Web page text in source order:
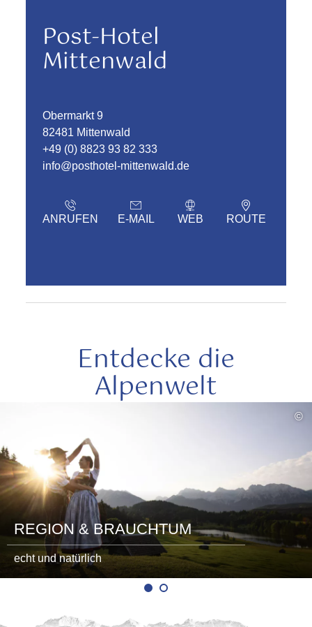
Post-Hotel
Mittenwald
Obermarkt 9
82481 Mittenwald
+49 (0) 8823 93 82 333
info@posthotel-mittenwald.de
ANRUFEN E-MAIL WEB ROUTE
Entdecke die
Alpenwelt
©
REGION & BRAUCHTUM
echt und natürlich